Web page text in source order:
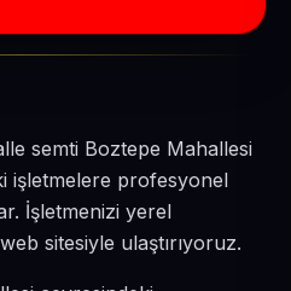
semti Boztepe Mahallesi
işletmelere profesyonel
İşletmenizi yerel
sitesiyle ulaştırıyoruz.